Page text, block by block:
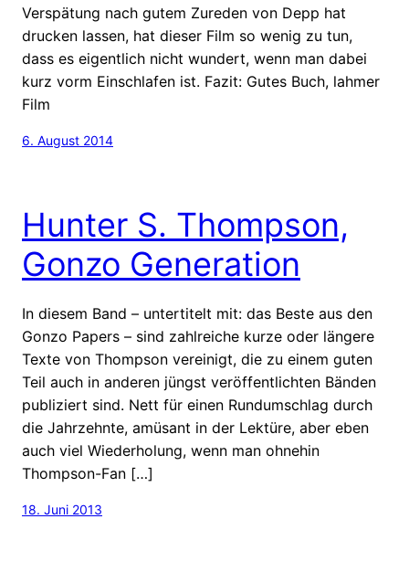
Verspätung nach gutem Zureden von Depp hat
drucken lassen, hat dieser Film so wenig zu tun,
dass es eigentlich nicht wundert, wenn man dabei
kurz vorm Einschlafen ist. Fazit: Gutes Buch, lahmer
Film
6. August 2014
Hunter S. Thompson,
Gonzo Generation
In diesem Band – untertitelt mit: das Beste aus den
Gonzo Papers – sind zahlreiche kurze oder längere
Texte von Thompson vereinigt, die zu einem guten
Teil auch in anderen jüngst veröffentlichten Bänden
publiziert sind. Nett für einen Rundumschlag durch
die Jahrzehnte, amüsant in der Lektüre, aber eben
auch viel Wiederholung, wenn man ohnehin
Thompson-Fan […]
18. Juni 2013